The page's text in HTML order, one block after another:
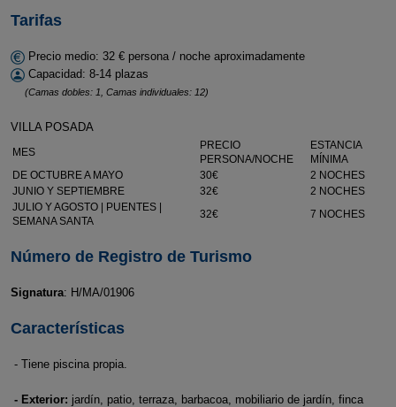
Tarifas
Precio medio: 32 € persona / noche aproximadamente
Capacidad: 8-14 plazas
(Camas dobles: 1, Camas individuales: 12)
VILLA POSADA
MES
PRECIO
PERSONA/NOCHE
ESTANCIA
MÍNIMA
DE OCTUBRE A MAYO
30€
2 NOCHES
JUNIO Y SEPTIEMBRE
32€
2 NOCHES
JULIO Y AGOSTO | PUENTES |
SEMANA SANTA
32€ 7 NOCHES
Número de Registro de Turismo
Signatura: H/MA/01906
Características
- Tiene piscina propia.
- Exterior: jardín, patio, terraza, barbacoa, mobiliario de jardín, finca